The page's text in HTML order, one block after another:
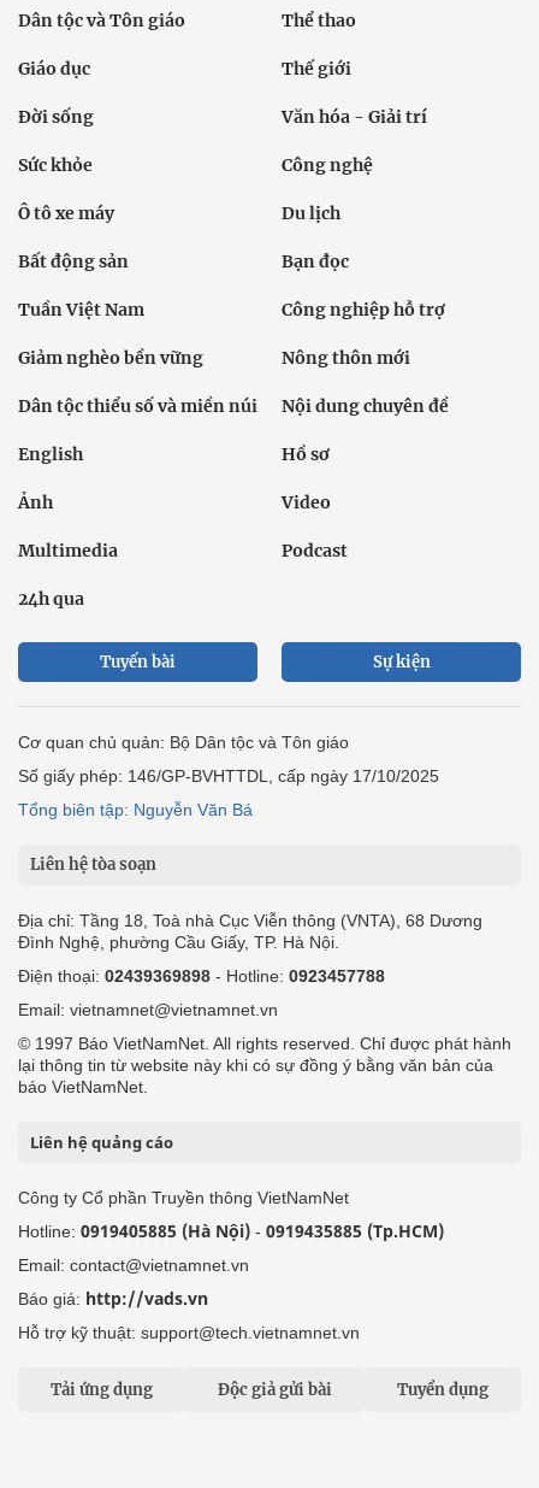
Dân tộc và Tôn giáo Thể thao
Giáo dục Thế giới
Đời sống Văn hóa - Giải trí
Sức khỏe Công nghệ
Ô tô xe máy Du lịch
Bất động sản Bạn đọc
Tuần Việt Nam Công nghiệp hỗ trợ
Giảm nghèo bền vững Nông thôn mới
Dân tộc thiểu số và miền núi Nội dung chuyên đề
English Hồ sơ
Ảnh Video
Multimedia Podcast
24h qua
Tuyến bài Sự kiện
Cơ quan chủ quản: Bộ Dân tộc và Tôn giáo
Số giấy phép: 146/GP-BVHTTDL, cấp ngày 17/10/2025
Tổng biên tập: Nguyễn Văn Bá
Liên hệ tòa soạn
Địa chỉ: Tầng 18, Toà nhà Cục Viễn thông (VNTA), 68 Dương
Đình Nghệ, phường Cầu Giấy, TP. Hà Nội.
Điện thoại: 02439369898 - Hotline: 0923457788
Email: vietnamnet@vietnamnet.vn
© 1997 Báo VietNamNet. All rights reserved. Chỉ được phát hành
lại thông tin từ website này khi có sự đồng ý bằng văn bản của
báo VietNamNet.
Liên hệ quảng cáo
Công ty Cổ phần Truyền thông VietNamNet
Hotline: 0919405885 (Hà Nội) - 0919435885 (Tp.HCM)
Email: contact@vietnamnet.vn
Báo giá: http://vads.vn
Hỗ trợ kỹ thuật: support@tech.vietnamnet.vn
Tải ứng dụng Độc giả gửi bài Tuyển dụng